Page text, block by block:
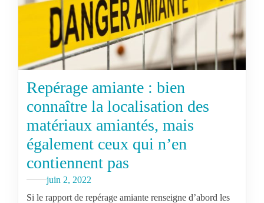
Repérage amiante : bien
connaître la localisation des
matériaux amiantés, mais
également ceux qui n’en
contiennent pas
juin 2, 2022
Si le rapport de repérage amiante renseigne d’abord les